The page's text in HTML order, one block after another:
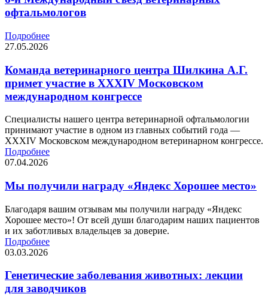
офтальмологов
Подробнее
27.05.2026
Команда ветеринарного центра Шилкина А.Г.
примет участие в XXXIV Московском
международном конгрессе
Специалисты нашего центра ветеринарной офтальмологии
принимают участие в одном из главных событий года —
XXXIV Московском международном ветеринарном конгрессе.
Подробнее
07.04.2026
Мы получили награду «Яндекс Хорошее место»
Благодаря вашим отзывам мы получили награду «Яндекс
Хорошее место»! От всей души благодарим наших пациентов
и их заботливых владельцев за доверие.
Подробнее
03.03.2026
Генетические заболевания животных: лекции
для заводчиков